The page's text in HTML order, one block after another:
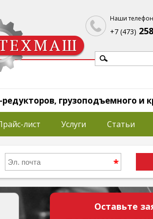
лист Услуги Статьи
Наши
+7 (473)
грузоподъемного и
Форма
поиска
Поиск
*
Оставьте